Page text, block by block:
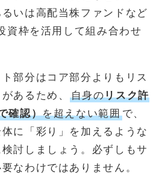
いは高配当株ファンドなど
資枠を活用して組み合わせ
部分はコア部分よりもリス
あるため、
自身のリスク許
確認）を超えない範囲で、
に「彩り」を加えるような
討しましょう。必ずしもサ
なわけではありません。